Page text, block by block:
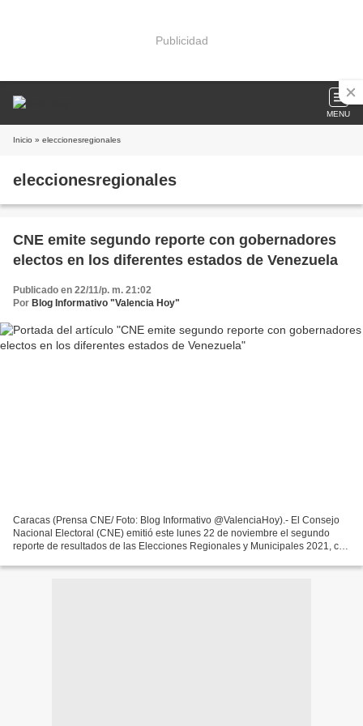
Publicidad
MENU
Inicio » eleccionesregionales
eleccionesregionales
CNE emite segundo reporte con gobernadores
electos en los diferentes estados de Venezuela
Publicado en 22/11/p. m. 21:02
Por Blog Informativo "Valencia Hoy"
Caracas (Prensa CNE/ Foto: Blog Informativo @ValenciaHoy).- El Consejo
Nacional Electoral (CNE) emitió este lunes 22 de noviembre el segundo
reporte de resultados de las Elecciones Regionales y Municipales 2021, con